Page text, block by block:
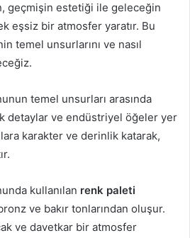
geçmişin estetiği ile geleceğin
eşsiz bir atmosfer yaratır. Bu
temel unsurlarını ve nasıl
temel unsurları arasında
detaylar ve endüstriyel öğeler yer
karakter ve derinlik katarak,
kullanılan renk paleti
ve bakır tonlarından oluşur.
ve davetkar bir atmosfer